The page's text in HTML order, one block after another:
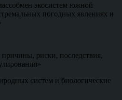
экосистем южной
погодных явлениях и
риски, последствия,
систем и биологические